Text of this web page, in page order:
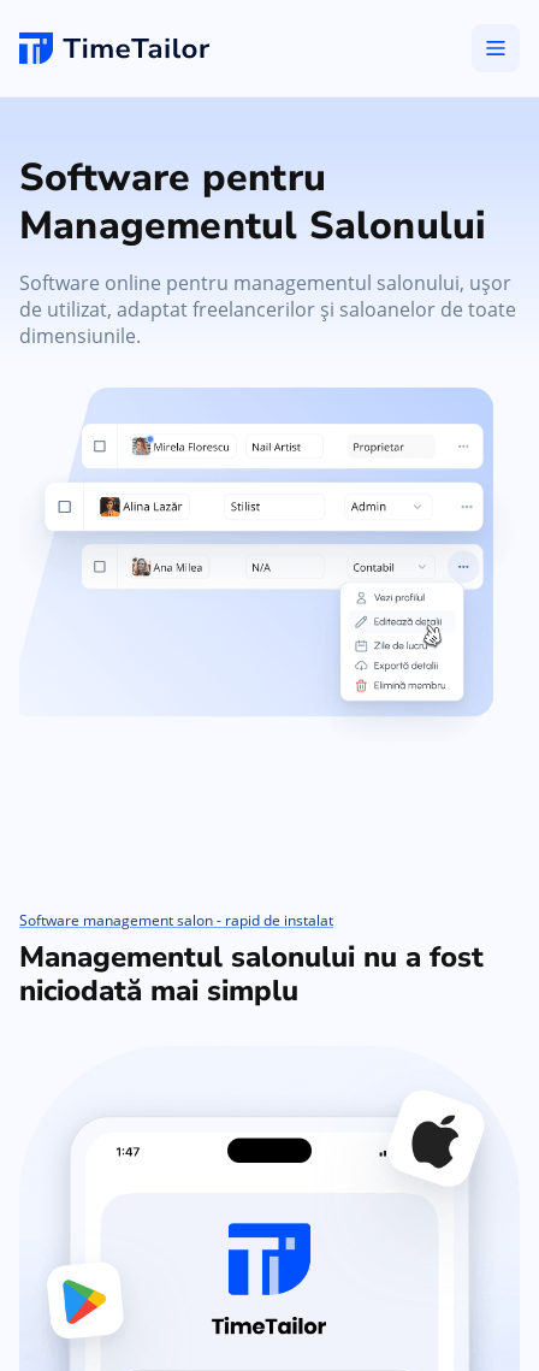
Software pentru
Managementul Salonului
Software online pentru managementul salonului, ușor
de utilizat, adaptat freelancerilor și saloanelor de toate
dimensiunile.
Software management salon - rapid de instalat
Managementul salonului nu a fost
niciodată mai simplu